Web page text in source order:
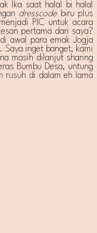
Ika saat halal bi halal
dresscode biru plus
PIC untuk acara
pertama dari saya?
awal para emak Jogja
Saya inget banget, kami
masih dilanjut sharing
Bumbu Desa, untung
rusuh di dalam eh lama